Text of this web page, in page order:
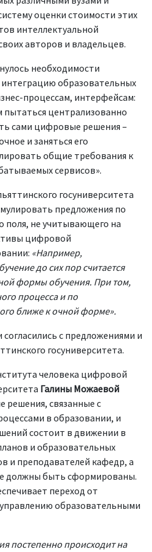
оценки стоимости этих
интеллектуальной
авторов и владельцев.
необходимости
образовательных
процессам, интерфейсам:
пытаться централизованно
сами цифровые решения –
и заняться его
общие требования к
сервисов».
госуниверситета
предложения по
поля, не учитывающего на
цифровой
«Например,
до сих пор считается
формы обучения. При том,
процесса и по
ближе к очной форме».
с предложениями и
госуниверситета.
человека цифровой
Галины Можаевой
решения, связанные с
в образовании, и
состоит в движении в
и образовательных
и преподавателей кафедр, а
должны быть сформированы.
переход от
образовательными
постепенно происходит на